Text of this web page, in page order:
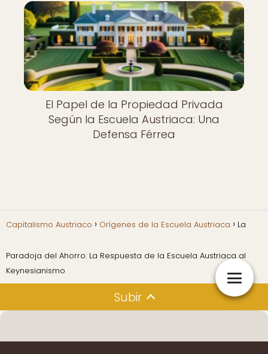
El Papel de la Propiedad Privada
Según la Escuela Austriaca: Una
Defensa Férrea
Capitalismo Austriaco Orígenes de la Escuela Austriaca La
Paradoja del Ahorro: La Respuesta de la Escuela Austriaca al
Keynesianismo
Subir